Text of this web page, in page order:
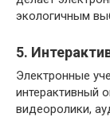
экологичным
5.
Электронные
интерактивный
видеоролики,